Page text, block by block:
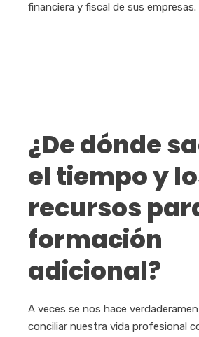
financiera y fiscal de sus empresas.
¿De dónde
el tiempo y
recursos
formación
adicional?
A veces se nos hace
conciliar nuestra vida profesional